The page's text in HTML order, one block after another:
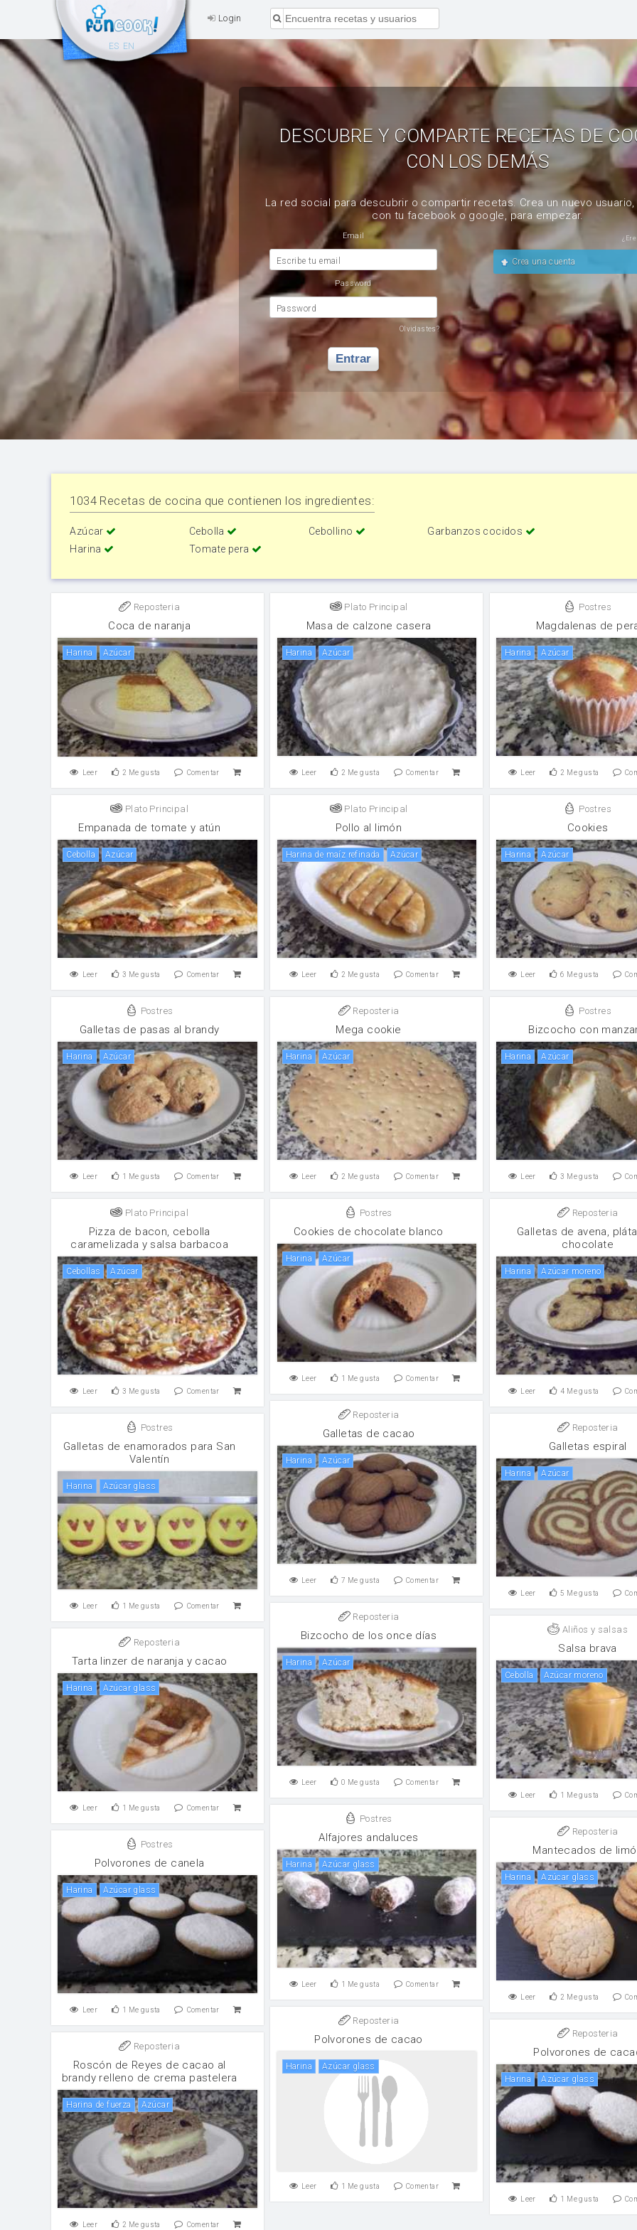
Login
ES EN
DESCUBRE Y COMPARTE RECETAS DE
CON LOS DEMÁS
La red social para descubrir o compartir recetas. Crea un nuevo
con tu facebook o google, para empezar.
Email
Escribe tu email
Password
Password
Olvidastes?
Entrar
Crea una cuenta
1034 Recetas de cocina que contienen los ingredientes:
Azúcar Cebolla Cebollino
Garbanzos cocidos
Harina
Tomate pera
Reposteria
Coca de naranja
harina Azúcar
Leer 2 Me gusta Comentar
Plato Principal
Masa de calzone casera
harina Azúcar
Leer 2 Me gusta Comentar
Postres
Magdalenas de
harina Azúcar
Leer 2 Me gusta
Plato Principal
Empanada de tomate y atún
cebolla Azúcar
Leer 3 Me gusta Comentar
Plato Principal
Pollo al limón
Harina de maíz refinada Azúcar
Leer 2 Me gusta Comentar
Postres
Cookies
harina Azúcar
Leer 6 Me gusta
Postres
Galletas de pasas al brandy
harina Azúcar
Leer 1 Me gusta Comentar
Reposteria
Mega cookie
harina Azúcar
Leer 2 Me gusta Comentar
Postres
Bizcocho con
harina Azúcar
Leer 3 Me gusta
Plato Principal
Pizza de bacon, cebolla
caramelizada y salsa barbacoa
Cebollas Azúcar
Leer 3 Me gusta Comentar
Postres
Cookies de chocolate blanco
harina Azúcar
Leer 1 Me gusta Comentar
Reposteria
Galletas de avena,
chocolate
harina Azúcar moreno
Leer 4 Me gusta
Reposteria
Galletas de cacao
harina Azúcar
Leer 7 Me gusta Comentar
Postres
Galletas de enamorados para San
Valentín
harina Azúcar glass
Leer 1 Me gusta Comentar
Reposteria
Galletas espiral
harina Azúcar
Leer 5 Me gusta
Reposteria
Bizcocho de los once días
harina Azúcar
Leer 0 Me gusta Comentar
Aliños y salsas
Salsa brava
cebolla Azúcar moreno
Leer 1 Me gusta
Reposteria
Tarta linzer de naranja y cacao
harina Azúcar glass
Leer 1 Me gusta Comentar
Postres
Alfajores andaluces
harina Azúcar glass
Leer 1 Me gusta Comentar
Reposteria
Mantecados de
harina Azúcar glass
Leer 2 Me gusta
Postres
Polvorones de canela
harina Azúcar glass
Leer 1 Me gusta Comentar
Reposteria
Polvorones de cacao
harina Azúcar glass
Leer 1 Me gusta Comentar
Reposteria
Polvorones de
harina Azúcar glass
Leer 1 Me gusta
Reposteria
Roscón de Reyes de cacao al
brandy relleno de crema pastelera
harina de fuerza Azúcar
Leer 2 Me gusta Comentar